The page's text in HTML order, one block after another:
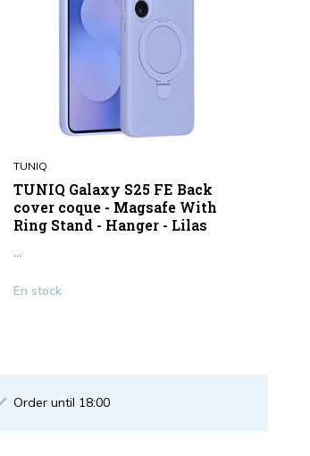
TUNIQ
TUNIQ Galaxy S25 FE Back
cover coque - Magsafe With
Ring Stand - Hanger - Lilas
...
En stock
Order until 18:00